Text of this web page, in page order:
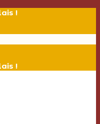
!
!